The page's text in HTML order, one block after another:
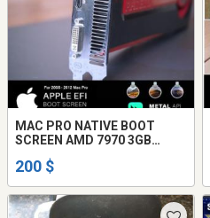
MAC PRO NATIVE BOOT
SCREEN AMD 7970 3GB
200 $